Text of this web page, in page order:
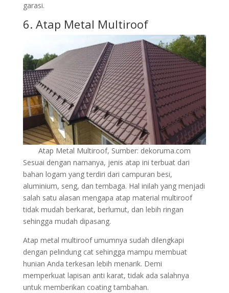
garasi.
6. Atap Metal Multiroof
Atap Metal Multiroof, Sumber: dekoruma.com
Sesuai dengan namanya, jenis atap ini terbuat dari
bahan logam yang terdiri dari campuran besi,
aluminium, seng, dan tembaga. Hal inilah yang menjadi
salah satu alasan mengapa atap material multiroof
tidak mudah berkarat, berlumut, dan lebih ringan
sehingga mudah dipasang.
Atap metal multiroof umumnya sudah dilengkapi
dengan pelindung cat sehingga mampu membuat
hunian Anda terkesan lebih menarik. Demi
memperkuat lapisan anti karat, tidak ada salahnya
untuk memberikan coating tambahan.